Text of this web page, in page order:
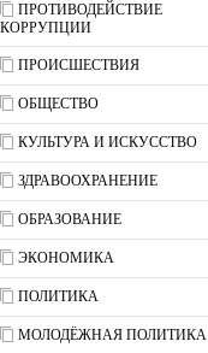
ПРОТИВОДЕЙСТВИЕ
КОРРУПЦИИ
ПРОИСШЕСТВИЯ
ОБЩЕСТВО
КУЛЬТУРА И ИСКУССТВО
ЗДРАВООХРАНЕНИЕ
ОБРАЗОВАНИЕ
ЭКОНОМИКА
ПОЛИТИКА
МОЛОДЁЖНАЯ ПОЛИТИКА